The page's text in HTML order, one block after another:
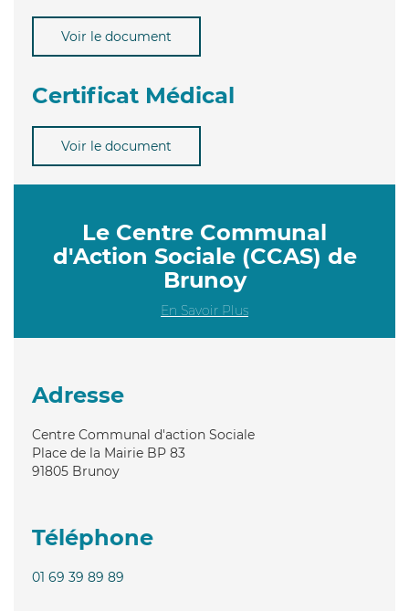
Voir le document
Certificat Médical
Voir le document
Le Centre Communal
d'Action Sociale (CCAS) de
Brunoy
En Savoir Plus
Adresse
Centre Communal d'action Sociale
Place de la Mairie BP 83
91805 Brunoy
Téléphone
01 69 39 89 89